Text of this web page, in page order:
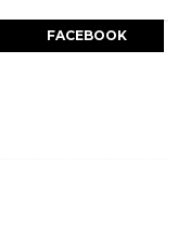
FACEBOOK